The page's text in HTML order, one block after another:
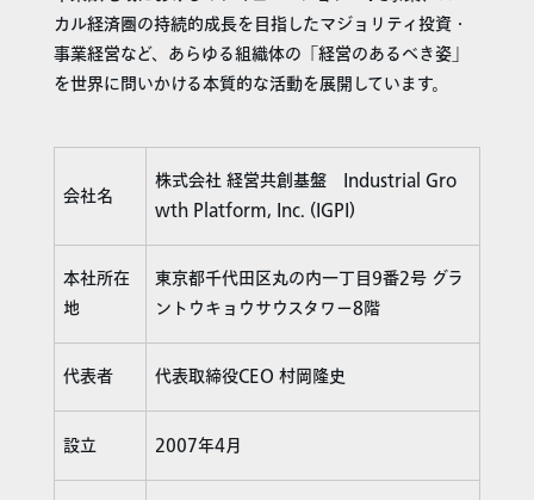
カル経済圏の持続的成長を目指したマジョリティ投資・
事業経営など、あらゆる組織体の「経営のあるべき姿」
を世界に問いかける本質的な活動を展開しています。
会社名
株式会社 経営共創基盤 Industrial Gro
wth Platform, Inc. (IGPI)
本社所在
地
東京都千代田区丸の内一丁目9番2号 グラ
ントウキョウサウスタワー8階
代表者 代表取締役CEO 村岡隆史
設立 2007年4月